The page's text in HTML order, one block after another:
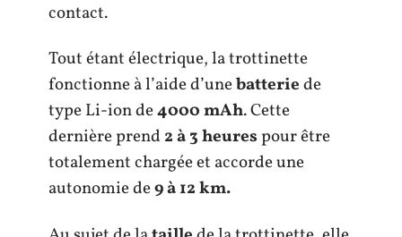
contact.
Tout étant électrique, la trottinette
fonctionne à l’aide d’unebatteriede
type Li-ion de4000 mAh. Cette
dernière prend 2 à 3 heurespour être
totalement chargée et accorde une
autonomie de9 à 12 km.